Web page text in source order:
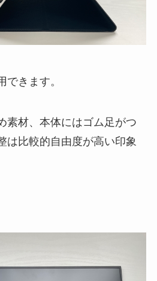
できます。
素材、本体にはゴム足がつ
は比較的自由度が高い印象